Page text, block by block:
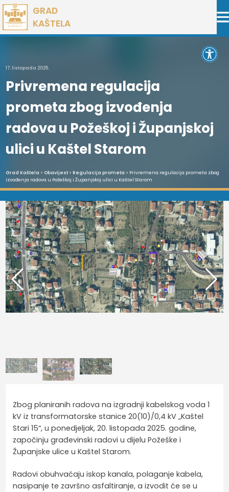
Preskoči
na
sadržaj
GRAD
KAŠTELA
17. listopada 2025.
Privremena regulacija
prometa zbog izvođenja
radova u Požeškoj i Županjskoj
ulici u Kaštel Starom
Grad Kaštela > Obavijest> Regulacija prometa > Privremena regulacija prometa zbog
izvođenja radova u Požeškoj i Županjskoj ulici u Kaštel Starom
Zbog planiranih radova na izgradnji kabelskog voda 1
kV iz transformatorske stanice 20(10)/0,4 kV „Kaštel
Stari 15“, u ponedjeljak, 20. listopada 2025. godine,
započinju građevinski radovi u dijelu Požeške i
Županjske ulice u Kaštel Starom.
Radovi obuhvaćaju iskop kanala, polaganje kabela,
nasipanje te završno asfaltiranje, a izvodit će se u